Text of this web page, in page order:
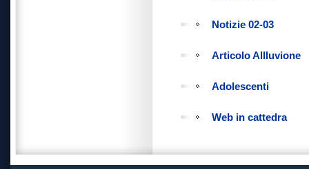
Notizie 02-03
Articolo Allluvione
Adolescenti
Web in cattedra